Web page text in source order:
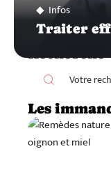
Infos
Traiter
Recherche
Les